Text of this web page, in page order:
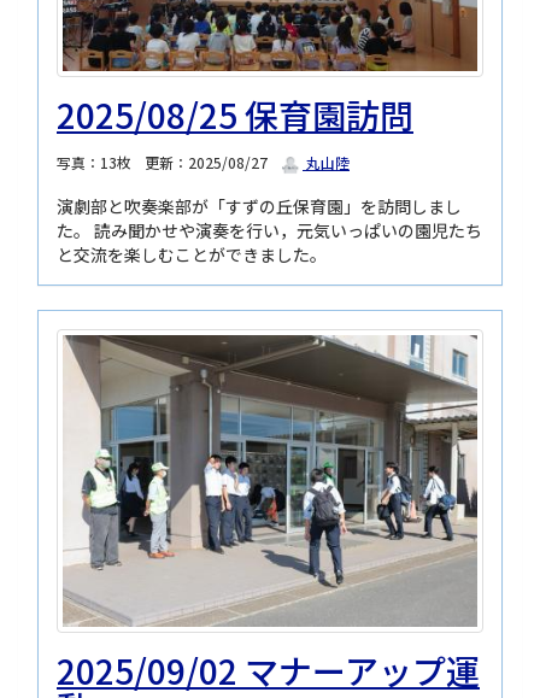
2025/08/25 保育園訪問
写真：13枚 更新：2025/08/27 丸山陸
演劇部と吹奏楽部が「すずの丘保育園」を訪問しまし
た。 読み聞かせや演奏を行い，元気いっぱいの園児たち
と交流を楽しむことができました。
2025/09/02 マナーアップ運